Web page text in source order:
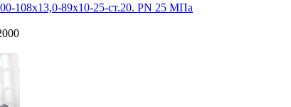
108х13,0-89х10-25-ст.20. РN 25 МПа